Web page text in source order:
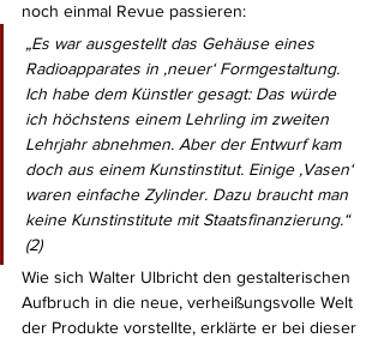
noch einmal Revue passieren:
„Es war ausgestellt das Gehäuse eines
Radioapparates in ‚neuer‘ Formgestaltung.
Ich habe dem Künstler gesagt: Das würde
ich höchstens einem Lehrling im zweiten
Lehrjahr abnehmen. Aber der Entwurf kam
doch aus einem Kunstinstitut. Einige ‚Vasen‘
waren einfache Zylinder. Dazu braucht man
keine Kunstinstitute mit Staatsfinanzierung.“
(2)
Wie sich Walter Ulbricht den gestalterischen
Aufbruch in die neue, verheißungsvolle Welt
der Produkte vorstellte, erklärte er bei dieser